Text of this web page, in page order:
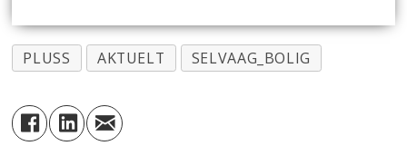
PLUSS AKTUELT SELVAAG_BOLIG